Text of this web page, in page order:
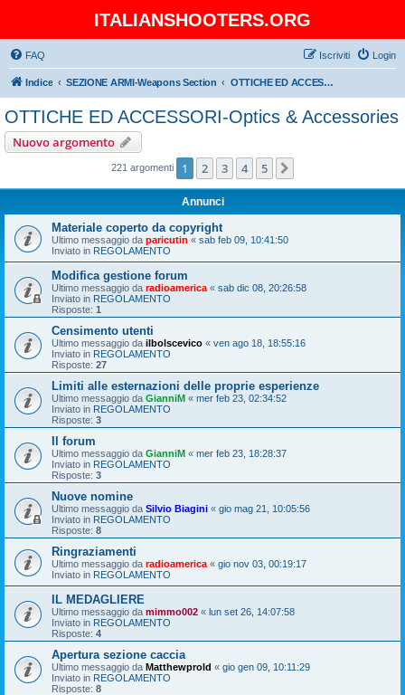
ITALIANSHOOTERS.ORG
FAQ Login
Iscriviti
Indice SEZIONE ARMI-Weapons Section OTTICHE ED ACCESSORI-Optics & Accessories
OTTICHE ED ACCESSORI-Optics & Accessories
Nuovo argomento
221 argomenti 1 2 3 4 5
Annunci
Materiale coperto da copyright
Ultimo messaggio da paricutin « sab feb 09, 10:41:50
Inviato in REGOLAMENTO
Modifica gestione forum
Ultimo messaggio da radioamerica « sab dic 08, 20:26:58
Inviato in REGOLAMENTO
Risposte: 1
Censimento utenti
Ultimo messaggio da ilbolscevico « ven ago 18, 18:55:16
Inviato in REGOLAMENTO
Risposte: 27
Limiti alle esternazioni delle proprie esperienze
Ultimo messaggio da GianniM « mer feb 23, 02:34:52
Inviato in REGOLAMENTO
Risposte: 3
Il forum
Ultimo messaggio da GianniM « mer feb 23, 18:28:37
Inviato in REGOLAMENTO
Risposte: 3
Nuove nomine
Ultimo messaggio da Silvio Biagini « gio mag 21, 10:05:56
Inviato in REGOLAMENTO
Risposte: 8
Ringraziamenti
Ultimo messaggio da radioamerica « gio nov 03, 00:19:17
Inviato in REGOLAMENTO
IL MEDAGLIERE
Ultimo messaggio da mimmo002 « lun set 26, 14:07:58
Inviato in REGOLAMENTO
Risposte: 4
Apertura sezione caccia
Ultimo messaggio da Matthewprold « gio gen 09, 10:11:29
Inviato in REGOLAMENTO
Risposte: 8